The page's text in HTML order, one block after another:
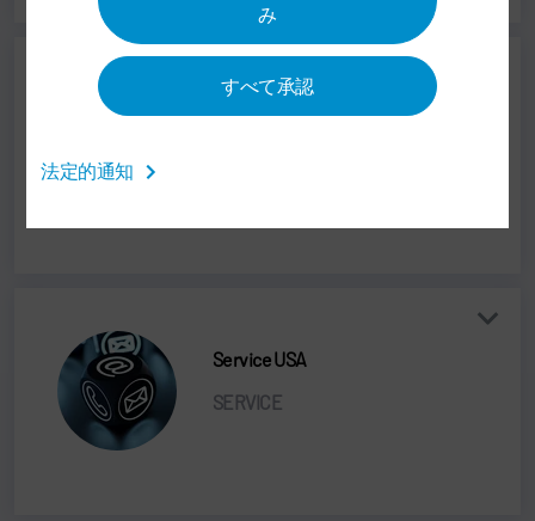
み
すべて承認
法定的通知
Service USA
SERVICE